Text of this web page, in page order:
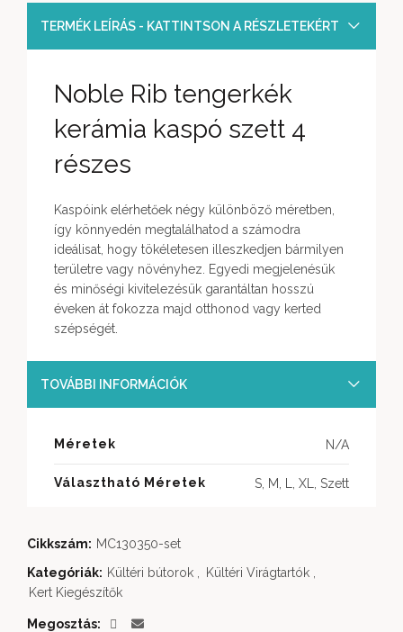
TERMÉK LEÍRÁS - KATTINTSON A RÉSZLETEKÉRT
Noble Rib tengerkék
kerámia kaspó szett 4
részes
Kaspóink elérhetőek négy különböző méretben,
így könnyedén megtalálhatod a számodra
ideálisat, hogy tökéletesen illeszkedjen bármilyen
területre vagy növényhez. Egyedi megjelenésük
és minőségi kivitelezésük garantáltan hosszú
éveken át fokozza majd otthonod vagy kerted
szépségét.
TOVÁBBI INFORMÁCIÓK
Méretek N/A
Választható Méretek S, M, L, XL, Szett
Cikkszám: MC130350-set
Kategóriák: Kültéri bútorok Kültéri Virágtartók
Kert Kiegészítők
Megosztás